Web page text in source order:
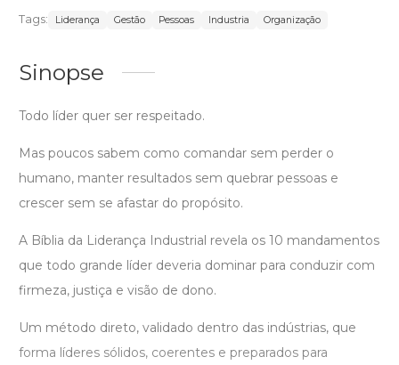
Tags: Liderança Gestão Pessoas Industria Organização
Sinopse
Todo líder quer ser respeitado.
Mas poucos sabem como comandar sem perder o
humano, manter resultados sem quebrar pessoas e
crescer sem se afastar do propósito.
A Bíblia da Liderança Industrial revela os 10 mandamentos
que todo grande líder deveria dominar para conduzir com
firmeza, justiça e visão de dono.
Um método direto, validado dentro das indústrias, que
forma líderes sólidos, coerentes e preparados para